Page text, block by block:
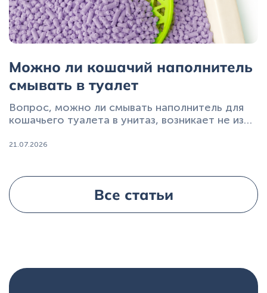
Можно ли кошачий наполнитель
смывать в туалет
Вопрос, можно ли смывать наполнитель для
кошачьего туалета в унитаз, возникает не из
21.07.2026
Все статьи